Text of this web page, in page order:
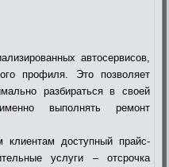
автосервисов,
профиля. Это позволяет
разбираться в своей
выполнять ремонт
доступный прайс-
услуги – отсрочка